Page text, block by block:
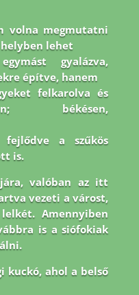
volna megmutatni
lehet
gyalázva,
építve, hanem
felkarolva és
békésen,
fejlődve a szűkös
is.
valóban az itt
vezeti a várost,
Amennyiben
is a siófokiak
kuckó, ahol a belső